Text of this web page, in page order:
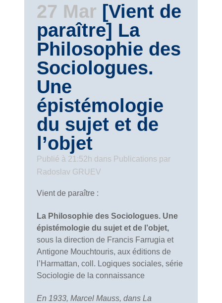
27 Mar [Vient de
paraître] La
Philosophie des
Sociologues.
Une
épistémologie
du sujet et de
l’objet
Publié à 21:52h dans Publications par
Radoslav GRUEV
Vient de paraître :
La Philosophie des Sociologues. Une
épistémologie du sujet et de l’objet,
sous la direction de Francis Farrugia et
Antigone Mouchtouris, aux éditions de
l’Harmattan, coll. Logiques sociales, série
Sociologie de la connaissance
En 1933, Marcel Mauss, dans La